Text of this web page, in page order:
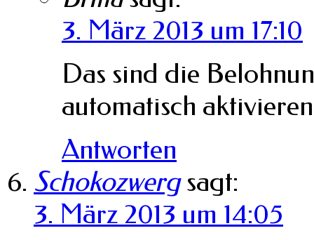
3. März 2013 um 17:10
Das sind die
automatisch
Antworten
Schokozwerg sagt:
3. März 2013 um 14:05